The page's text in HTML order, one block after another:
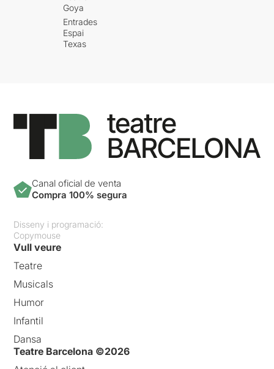
Goya
Entrades
Espai
Texas
Canal oficial de venta
Compra 100% segura
Disseny i programació:
Copymouse
Vull veure
Teatre
Musicals
Humor
Infantil
Dansa
Teatre Barcelona ©2026